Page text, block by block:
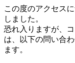
この度のアクセス
しました。
恐れ入りますが、
は、以下の問い合
ます。